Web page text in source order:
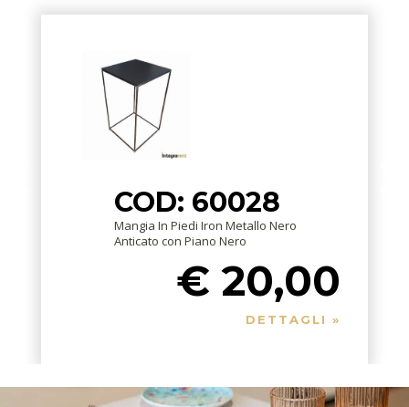
COD: 60028
Mangia In Piedi Iron Metallo Nero
Anticato con Piano Nero
€ 20,00
DETTAGLI »